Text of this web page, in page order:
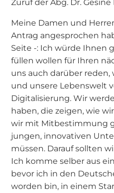
Zuruf der Abg. Dr. Gesine
Meine Damen und
Antrag angesprochen
Seite -: Ich würde Ihnen
füllen wollen für Ihren
uns auch darüber
und unsere Lebenswelt
Digitalisierung. Wir
haben, die zeigen, wie
wir mit Mitbestimmung
jungen, innovativen
müssen. Darauf sollten
Ich komme selber aus
bevor ich in den
worden bin, in einem